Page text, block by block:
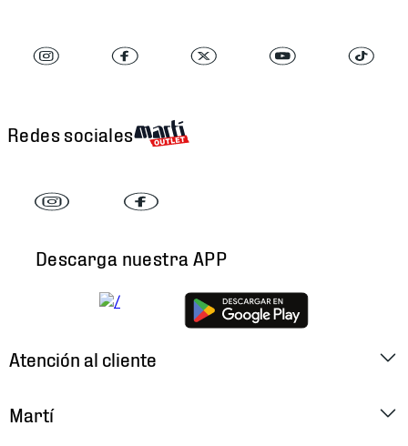
Redes sociales
Descarga nuestra APP
Atención al cliente
Martí